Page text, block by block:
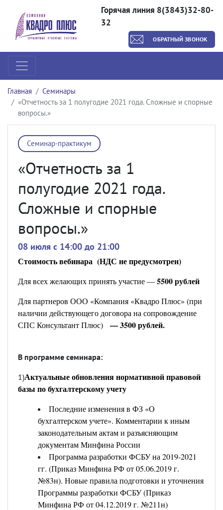
Горячая линия 8(3843)32-80-
32
ОБРАТНЫЙ ЗВОНОК
Главная
Семинары
«Отчетность за 1 полугодие 2021 года. Сложные и спорные
вопросы.»
Семинар-практикум
«Отчетность за 1
полугодие 2021 года.
Сложные и спорные
вопросы.»
08 июля c 14:00 до 21:00
Стоимость вебинара (НДС не предусмотрен)
Для всех желающих принять участие —5500 рублей
Для партнеров ООО «Компания «Квадро Плюс» (при
наличии действующего договора на сопровождение
СПС Консультант Плюс) — 3500 рублей.
В программе семинара:
1)Актуальные обновления нормативной правовой
базы по бухгалтерскому учету
Последние изменения в ФЗ «О
бухгалтерском учете». Комментарии к иным
законодательным актам и разъясняющим
документам Минфина России
Программа разработки ФСБУ на 2019-2021
гг. (Приказ Минфина РФ от 05.06.2019 г.
№83н). Новые правила подготовки и уточнения
Программы разработки ФСБУ (Приказ
Минфина РФ от 04.12.2019 г. №211н)